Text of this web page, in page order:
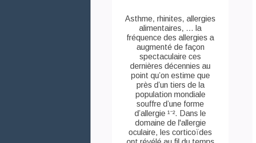
Nous rejoindre
Nous contacter
Mediaroom
Théa Academy
Asthme, rhinites, allergies
alimentaires, ... la
fréquence des allergies a
augmenté de façon
spectaculaire ces
dernières décennies au
point qu’on estime que
près d’un tiers de la
population mondiale
souffre d’une forme
d’allergie ¹⁻². Dans le
domaine de l'allergie
oculaire, les corticoïdes